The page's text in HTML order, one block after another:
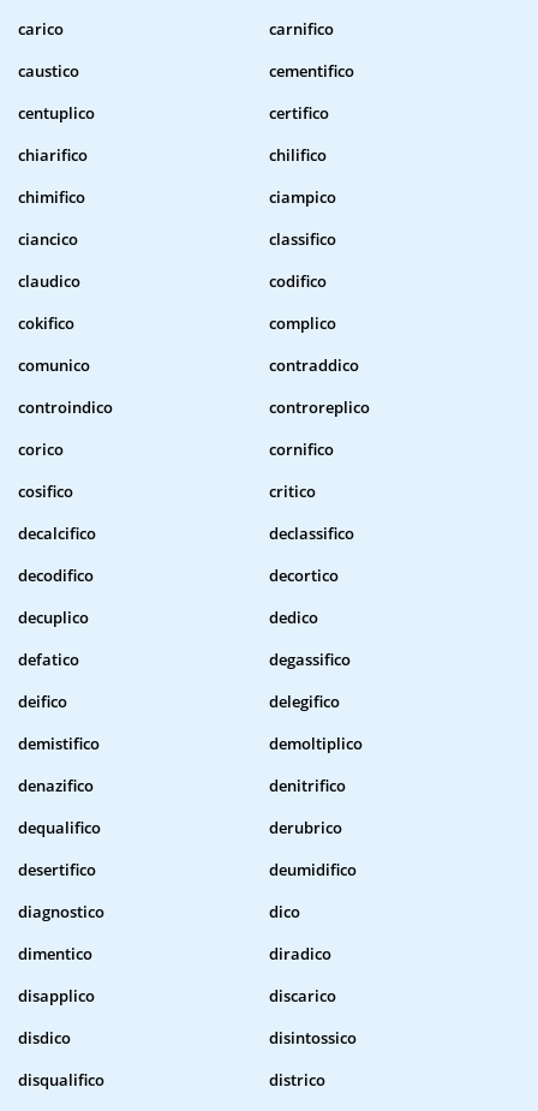
carico
carnifico
caustico
cementifico
centuplico
certifico
chiarifico
chilifico
chimifico
ciampico
ciancico
classifico
claudico
codifico
cokifico
complico
comunico
contraddico
controindico
controreplico
corico
cornifico
cosifico
critico
decalcifico
declassifico
decodifico
decortico
decuplico
dedico
defatico
degassifico
deifico
delegifico
demistifico
demoltiplico
denazifico
denitrifico
dequalifico
derubrico
desertifico
deumidifico
diagnostico
dico
dimentico
diradico
disapplico
discarico
disdico
disintossico
disqualifico
districo